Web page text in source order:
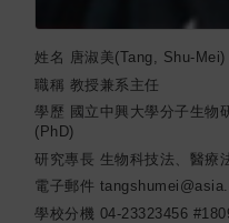
姓名 唐淑美(Tang, Shu-Mei)
職稱 教授兼系主任
學歷 國立中興大學分子生物
(PhD)
研究專長 生物科技法、醫療
電子郵件
學校分機 04-23323456